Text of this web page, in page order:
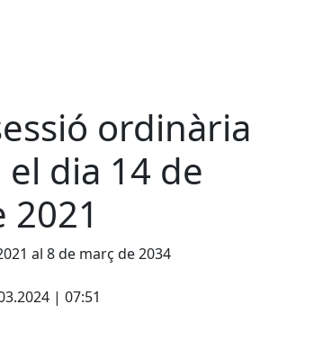
ordinària
dia 14 de
al 8 de març de 2034
| 07:51